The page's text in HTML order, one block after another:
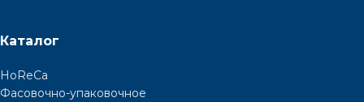
Каталог
HoReCa
Фасовочно-упаковочное